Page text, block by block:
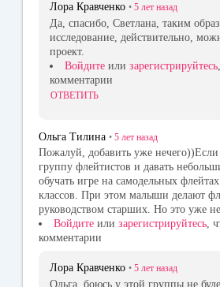
Лора Кравченко • 5 лет назад
Да, спасибо, Светлана, таким
исследование, действительно,
проект.
Войдите или зарегистрируйтесь
комментарии
ОТВЕТИТЬ
Ольга Тилина • 5 лет назад
Пожалуй, добавить уже нечего))Если
группу флейтистов и давать
обучать игре на самодельных
классов. При этом малыши делают
руководством старших. Но это уже
Войдите или зарегистрируйтесь,
комментарии
Лора Кравченко • 5 лет назад
Ольга, боюсь у этой группы не